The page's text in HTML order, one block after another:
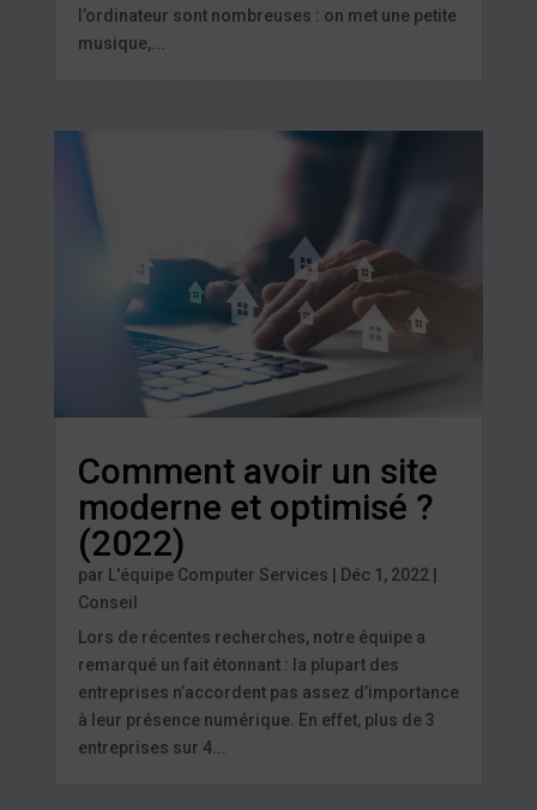
l’ordinateur sont nombreuses : on met une petite
musique,...
Comment avoir un site
moderne et optimisé ?
(2022)
par L'équipe Computer Services Déc 1, 2022
Conseil
Lors de récentes recherches, notre équipe a
remarqué un fait étonnant : la plupart des
entreprises n’accordent pas assez d’importance
à leur présence numérique. En effet, plus de 3
entreprises sur 4...